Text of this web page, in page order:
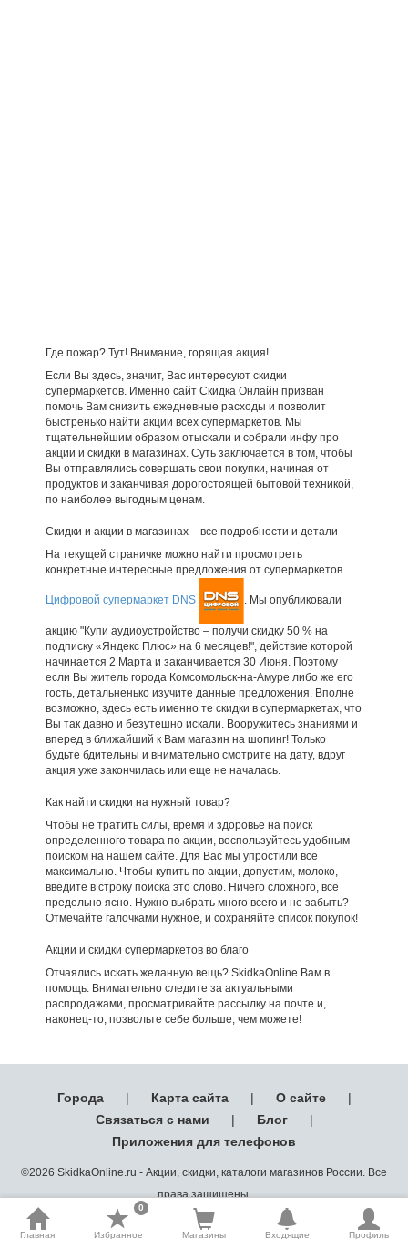
Где пожар? Тут! Внимание, горящая акция!
Если Вы здесь, значит, Вас интересуют скидки
супермаркетов. Именно сайт Скидка Онлайн призван
помочь Вам снизить ежедневные расходы и позволит
быстренько найти акции всех супермаркетов. Мы
тщательнейшим образом отыскали и собрали инфу про
акции и скидки в магазинах. Суть заключается в том, чтобы
Вы отправлялись совершать свои покупки, начиная от
продуктов и заканчивая дорогостоящей бытовой техникой,
по наиболее выгодным ценам.
Скидки и акции в магазинах – все подробности и детали
На текущей страничке можно найти просмотреть
конкретные интересные предложения от супермаркетов
Цифровой супермаркет DNS . Мы опубликовали
акцию "Купи аудиоустройство – получи скидку 50 % на
подписку «Яндекс Плюс» на 6 месяцев!", действие которой
начинается 2 Марта и заканчивается 30 Июня. Поэтому
если Вы житель города Комсомольск-на-Амуре либо же его
гость, детальненько изучите данные предложения. Вполне
возможно, здесь есть именно те скидки в супермаркетах, что
Вы так давно и безутешно искали. Вооружитесь знаниями и
вперед в ближайший к Вам магазин на шопинг! Только
будьте бдительны и внимательно смотрите на дату, вдруг
акция уже закончилась или еще не началась.
Как найти скидки на нужный товар?
Чтобы не тратить силы, время и здоровье на поиск
определенного товара по акции, воспользуйтесь удобным
поиском на нашем сайте. Для Вас мы упростили все
максимально. Чтобы купить по акции, допустим, молоко,
введите в строку поиска это слово. Ничего сложного, все
предельно ясно. Нужно выбрать много всего и не забыть?
Отмечайте галочками нужное, и сохраняйте список покупок!
Акции и скидки супермаркетов во благо
Отчаялись искать желанную вещь? SkidkaOnline Вам в
помощь. Внимательно следите за актуальными
распродажами, просматривайте рассылку на почте и,
наконец-то, позвольте себе больше, чем можете!
Города | Карта сайта | О сайте
|
Связаться с нами
| Блог
|
Приложения для телефонов
©2026 SkidkaOnline.ru - Акции, скидки, каталоги магазинов России. Все
права защищены.
Главная Избранное
0
Магазины Входящие Профиль